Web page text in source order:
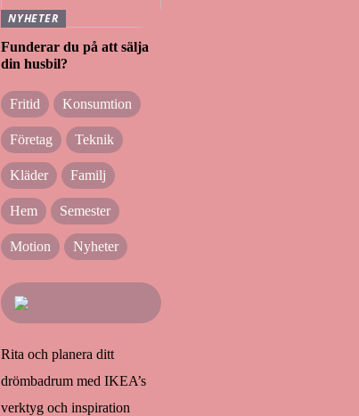
NYHETER
Funderar du på att sälja
din husbil?
Fritid Konsumtion
Företag Teknik
Kläder Familj
Hem Semester
Motion Nyheter
Rita och planera ditt
drömbadrum med IKEA’s
verktyg och inspiration